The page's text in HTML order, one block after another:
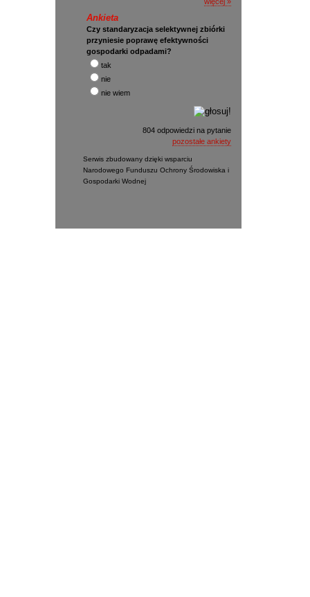
Ankieta
Czy standaryzacja selektywnej zbiórki
przyniesie poprawę efektywności
gospodarki odpadami?
tak
nie
nie wiem
804 odpowiedzi na pytanie
pozostałe ankiety
Serwis zbudowany dzięki wsparciu
Narodowego Funduszu Ochrony Środowiska i
Gospodarki Wodnej